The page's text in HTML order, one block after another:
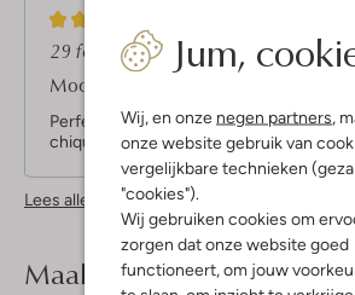
Jum,
Wij, en onze negen partners ,
onze website gebruik van
vergelijkbare technieken
"cookies").
Wij gebruiken cookies om
zorgen dat onze website goed
functioneert, om jouw
5
t
e
r
r
29 februari 2024 door Wilma
Mooie broek
Perfecte pasvorm. Mooie stof.
chique
Lees alle beoordelingen
Maak jelook compleet